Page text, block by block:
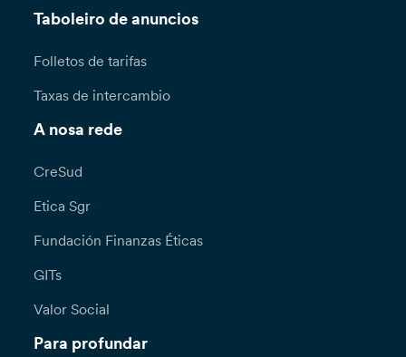
Taboleiro de anuncios
Folletos de tarifas
Taxas de intercambio
A nosa rede
CreSud
Etica Sgr
Fundación Finanzas Éticas
GITs
Valor Social
Para profundar